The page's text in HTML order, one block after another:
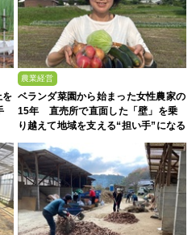
を
農業経営
ベランダ菜園から始まった女性農家の
15年 直売所で直面した「壁」を乗
り越えて地域を支える“担い手”になる
まで